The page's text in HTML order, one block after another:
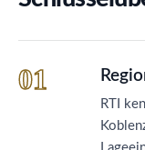
01
RTI